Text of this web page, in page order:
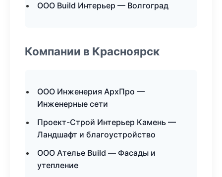
ООО Build Интерьер — Волгоград
Компании в Красноярск
ООО Инженерия АрхПро —
Инженерные сети
Проект-Строй Интерьер Камень —
Ландшафт и благоустройство
ООО Ателье Build — Фасады и
утепление